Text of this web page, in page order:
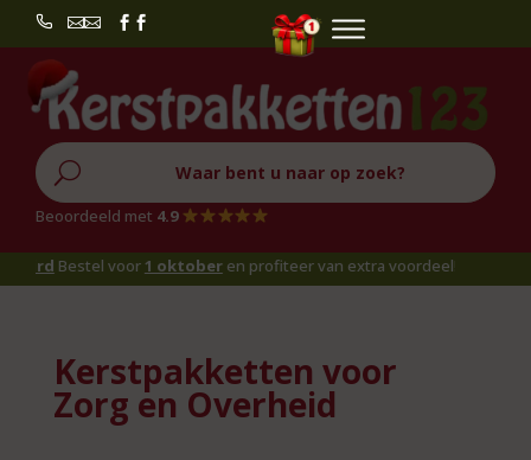
 
U
Beoordeeld met 4.9
Bestel voor1 oktoberen profiteer van extra voordeel!
Kerstpakketten voor
Zorg en Overheid